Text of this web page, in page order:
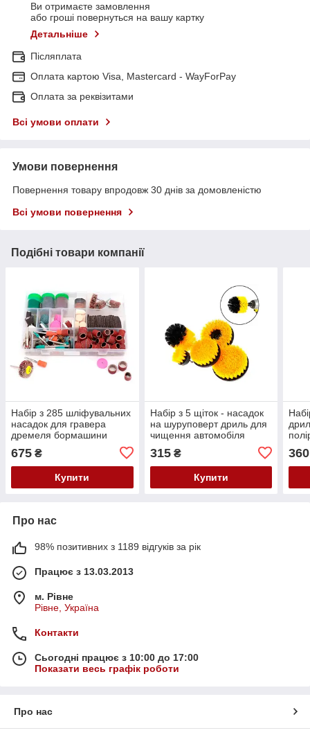
Ви отримаєте замовлення
або гроші повернуться на вашу картку
Детальніше
Післяплата
Оплата картою Visa, Mastercard - WayForPay
Оплата за реквізитами
Всі умови оплати
Умови повернення
Повернення товару впродовж 30 днів за домовленістю
Всі умови повернення
Подібні товари компанії
Набір з 285 шліфувальних
насадок для гравера
дремеля бормашини
675 ₴
Купити
Набір з 5 щіток - насадок
на шуруповерт дриль для
чищення автомобіля
315₴
Купити
360
Про нас
98% позитивних з 1189 відгуків за рік
Працює з 13.03.2013
м. Рівне
Рівне, Україна
Контакти
Сьогодні працює з 10:00 до 17:00
Показати весь графік роботи
Про нас